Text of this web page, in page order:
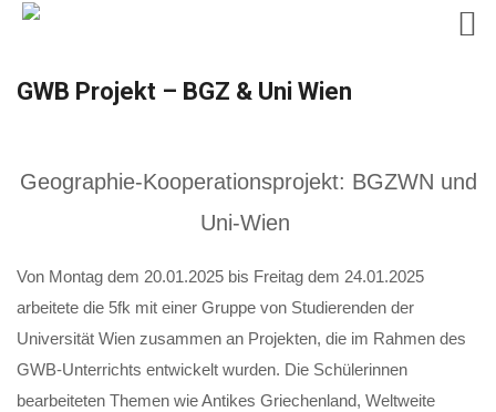
GWB Projekt – BGZ & Uni Wien
Geographie-Kooperationsprojekt: BGZWN und
Uni-Wien
Von Montag dem 20.01.2025 bis Freitag dem 24.01.2025
arbeitete die 5fk mit einer Gruppe von Studierenden der
Universität Wien zusammen an Projekten, die im Rahmen des
GWB-Unterrichts entwickelt wurden. Die Schülerinnen
bearbeiteten Themen wie Antikes Griechenland, Weltweite